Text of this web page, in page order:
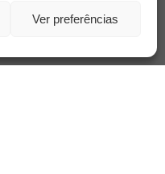
Ver preferências
relato